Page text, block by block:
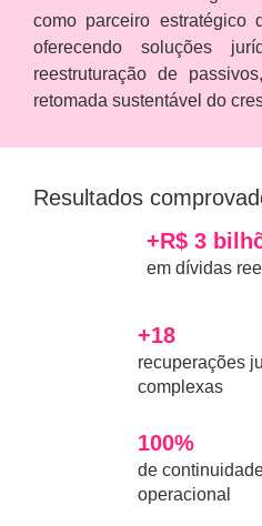
como parceiro estratégico
oferecendo soluções
reestruturação de
retomada sustentável do
Resultados
+R$ 3
em dívidas
+18
recuperações
complexas
100%
de
operacional